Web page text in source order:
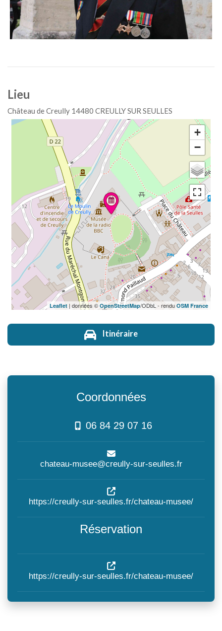
Lieu
Château de Creully 14480 CREULLY SUR SEULLES
+
−
Leaflet | données © OpenStreetMap/ODbL - rendu OSM France
Itinéraire
Coordonnées
06 84 29 07 16
chateau-musee@creully-sur-seulles.fr
https://creully-sur-seulles.fr/chateau-musee/
Réservation
https://creully-sur-seulles.fr/chateau-musee/